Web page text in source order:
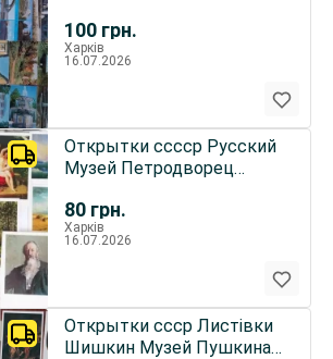
100 грн.
Харків
16.07.2026
80 грн.
Открытки сссср Русский
Музей Петродворец
Харків
16.07.2026
Открытки ссср Листівки
Шишкин Музей Пушкина